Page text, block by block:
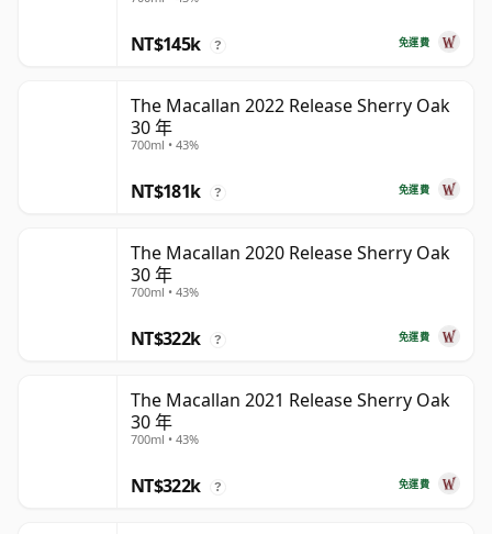
免運費
NT$145k ?
The Macallan 2022 Release Sherry Oak
30 年
700ml • 43%
免運費
NT$181k ?
The Macallan 2020 Release Sherry Oak
30 年
700ml • 43%
免運費
NT$322k ?
The Macallan 2021 Release Sherry Oak
30 年
700ml • 43%
免運費
NT$322k ?